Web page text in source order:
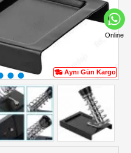
Aynı Gün Kargo
Online